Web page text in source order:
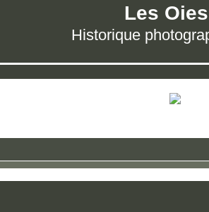
Les
Historique